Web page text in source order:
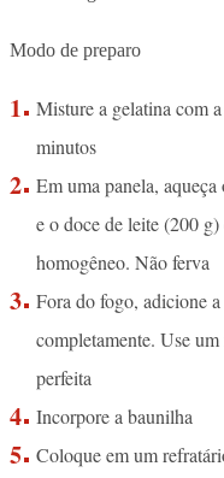
Modo de preparo
Misture a gelatina com
minutos
Em uma panela,
e o doce de leite (200
homogêneo. Não ferva
Fora do fogo, adicione
completamente. Use
perfeita
Incorpore a baunilha
Coloque em um